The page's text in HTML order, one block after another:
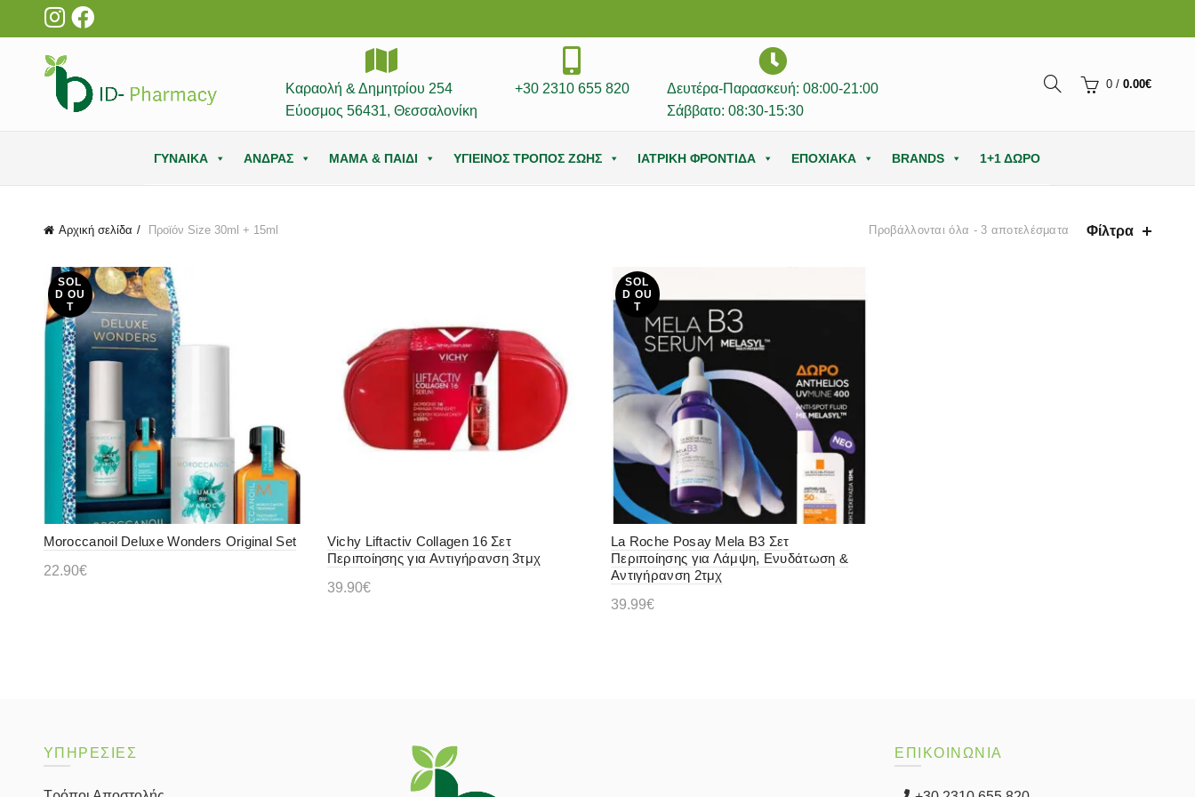
Καραολή & Δημητρίου 254
Εύοσμος 56431, Θεσσαλονίκη
+30 2310 655 820
Δευτέρα-Παρασκευή: 08:00-21:00
Σάββατο: 08:30-15:30
0 / 0.00€
ΓΥΝΑΙΚΑ ΑΝΔΡΑΣ ΜΑΜΑ & ΠΑΙΔΙ ΥΓΙΕΙΝΟΣ ΤΡΟΠΟΣ ΖΩΗΣ ΙΑΤΡΙΚΗ ΦΡΟΝΤΙΔΑ ΕΠΟΧΙΑΚΑ BRANDS 1+1 ΔΩΡΟ
Αρχική σελίδα Προϊόν Size30ml + 15ml Προβάλλονται όλα - 3 αποτελέσματα Φίλτρα
SOL
D OU
T
Moroccanoil Deluxe Wonders Original Set
22.90€
Vichy Liftactiv Collagen 16 Σετ
Περιποίησης για Αντιγήρανση 3τμχ
39.90€
SOL
D OU
T
La Roche Posay Mela B3 Σετ
Περιποίησης για Λάμψη, Ενυδάτωση &
Αντιγήρανση 2τμχ
39.99€
ΥΠΗΡΕΣΙΕΣ ΕΠΙΚΟΙΝΩΝΙΑ